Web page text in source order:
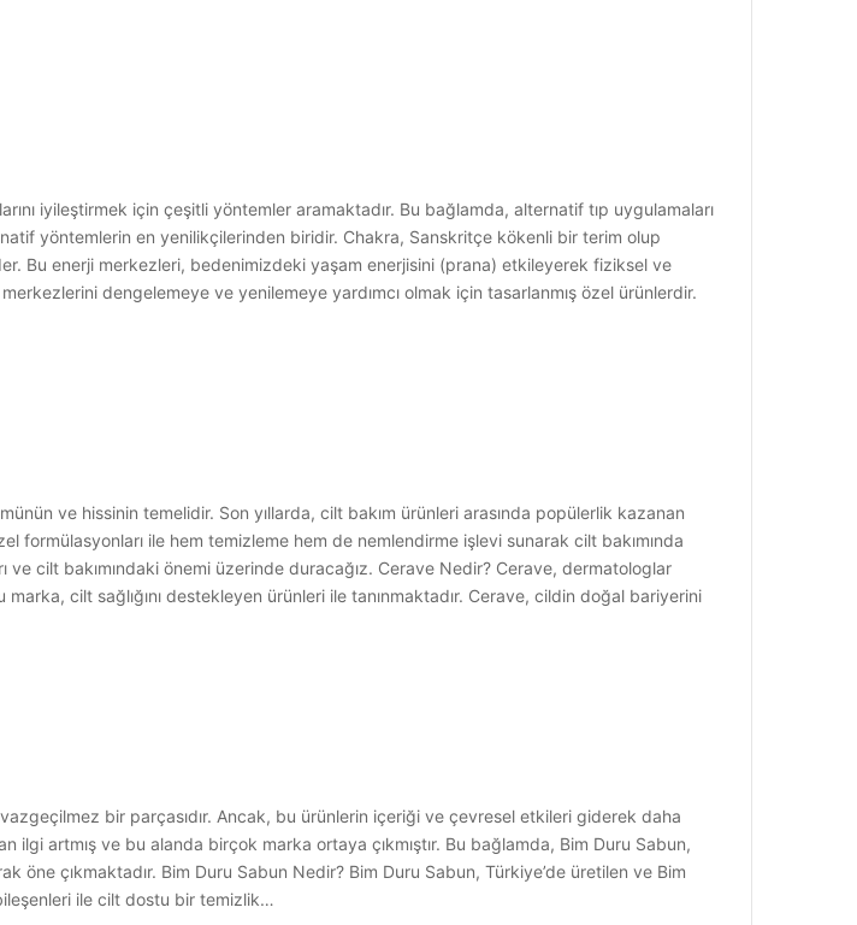
iyileştirmek için çeşitli yöntemler aramaktadır. Bu bağlamda, alternatif tıp uygulamaları
yöntemlerin en yenilikçilerinden biridir. Chakra, Sanskritçe kökenli bir terim olup
Bu enerji merkezleri, bedenimizdeki yaşam enerjisini (prana) etkileyerek fiziksel ve
dengelemeye ve yenilemeye yardımcı olmak için tasarlanmış özel ürünlerdir.
ve hissinin temelidir. Son yıllarda, cilt bakım ürünleri arasında popülerlik kazanan
ile hem temizleme hem de nemlendirme işlevi sunarak cilt bakımında
cilt bakımındaki önemi üzerinde duracağız. Cerave Nedir? Cerave, dermatologlar
cilt sağlığını destekleyen ürünleri ile tanınmaktadır. Cerave, cildin doğal bariyerini
bir parçasıdır. Ancak, bu ürünlerin içeriği ve çevresel etkileri giderek daha
artmış ve bu alanda birçok marka ortaya çıkmıştır. Bu bağlamda, Bim Duru Sabun,
çıkmaktadır. Bim Duru Sabun Nedir? Bim Duru Sabun, Türkiye’de üretilen ve Bim
ile cilt dostu bir temizlik…